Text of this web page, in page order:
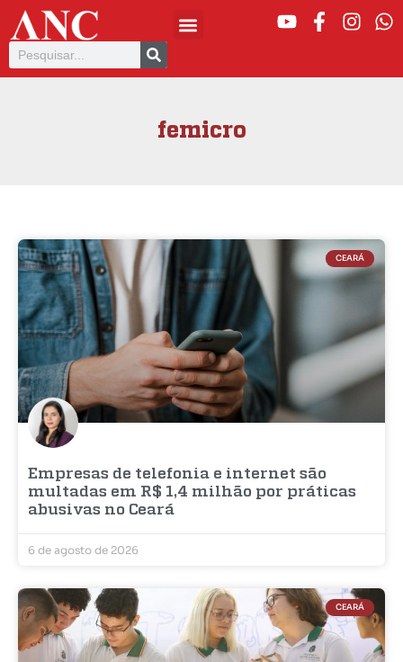
femicro
CEARÁ
Empresas de telefonia e internet são
multadas em R$ 1,4 milhão por práticas
abusivas no Ceará
6 de agosto de 2026
CEARÁ